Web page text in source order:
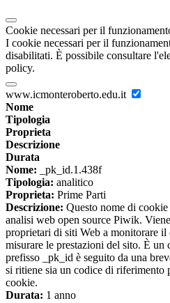
Cookie necessari per il
I cookie necessari per il
disabilitati. È possibile consultare
policy.
www.icmonteroberto.edu.it
Nome
Tipologia
Proprieta
Descrizione
Durata
Nome: _pk_id.1.438f
Tipologia: analitico
Proprieta: Prime Parti
Descrizione: Questo nome di
analisi web open source Piwik.
proprietari di siti Web a monitorare
misurare le prestazioni del sito. È
prefisso _pk_id è seguito da una
si ritiene sia un codice di riferimento
cookie.
Durata: 1 anno